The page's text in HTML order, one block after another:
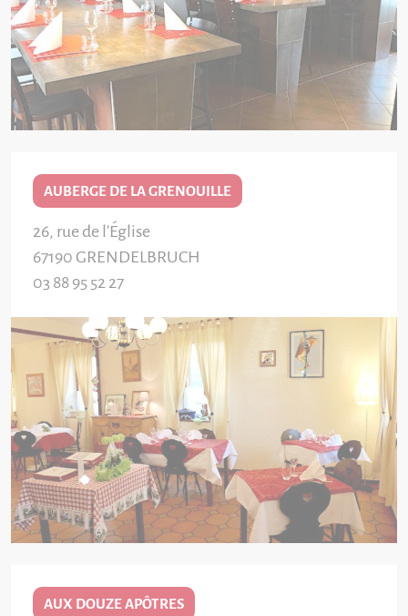
AUBERGE DE LA GRENOUILLE
26, rue de l'Église
67190 GRENDELBRUCH
03 88 95 52 27
AUX DOUZE APÔTRES